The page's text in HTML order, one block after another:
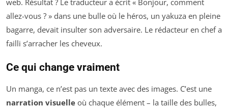
allez-vous ? » dans une bulle où le héros, un yakuza en pleine
bagarre, devait insulter son adversaire. Le rédacteur en chef a
failli s’arracher les cheveux.
Ce qui change vraiment
Un manga, ce n’est pas un texte avec des images. C’est une
narration visuelle où chaque élément – la taille des bulles,